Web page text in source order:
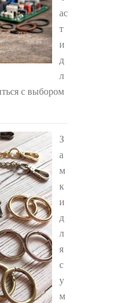
ас
т
и
д
л
с выбором
З
а
м
к
и
д
л
я
с
у
м